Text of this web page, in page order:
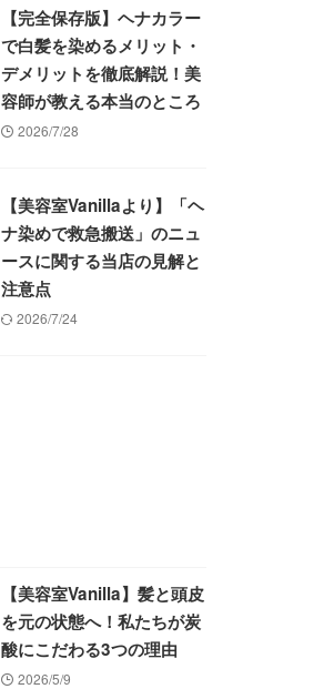
【完全保存版】ヘナカラー
で白髪を染めるメリット・
デメリットを徹底解説！美
容師が教える本当のところ
2026/7/28
【美容室Vanillaより】「ヘ
ナ染めで救急搬送」のニュ
ースに関する当店の見解と
注意点
2026/7/24
【美容室Vanilla】髪と頭皮
を元の状態へ！私たちが炭
酸にこだわる3つの理由
2026/5/9